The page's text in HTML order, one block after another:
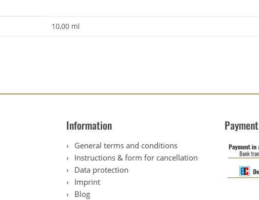
10,00 ml
Information
General terms and conditions
Instructions & form for cancellation
Data protection
Imprint
Blog
Payment